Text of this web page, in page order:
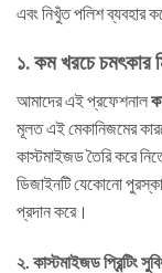
এবং নিখুঁত পলিশ ব্যবহার
১. কম খরচে চমৎকার
আমাদের এই প্রফেশনাল
মূলত এই মেকানিজমের
কাস্টমাইজড তৈরি করে
ডিজাইনটি যেকোনো
প্রদান করে।
২. কাস্টমাইজড প্রিন্টিং